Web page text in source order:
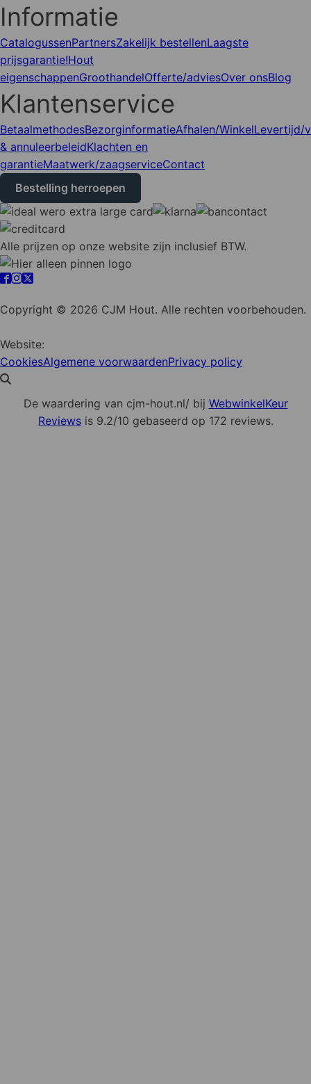
Informatie
CatalogussenPartnersZakelijk bestellenLaagste
prijsgarantie!Hout
eigenschappenGroothandelOfferte/adviesOver onsBlog
Klantenservice
BetaalmethodesBezorginformatieAfhalen/WinkelLevertijd/
& annuleerbeleidKlachten en
garantieMaatwerk/zaagserviceContact
Bestelling herroepen
Alle prijzen op onze website zijn inclusief BTW.
Copyright © 2026 CJM Hout. Alle rechten voorbehouden.
Website:
CookiesAlgemene voorwaardenPrivacy policy
De waardering van cjm-hout.nl/ bij WebwinkelKeur
Reviewsis 9.2/10 gebaseerd op 172 reviews.